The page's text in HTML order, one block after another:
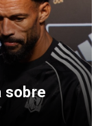
sobre